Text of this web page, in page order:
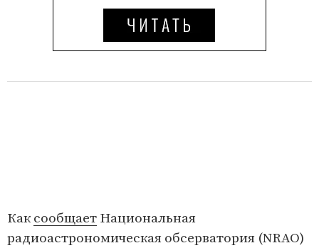
Каксообщает Национальная
радиоастрономическая обсерватория (NRAO)